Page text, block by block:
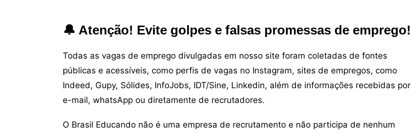
🔔 Atenção! Evite golpes e falsas promessas de emprego!
Todas as vagas de emprego divulgadas em nosso site foram coletadas de fontes
públicas e acessíveis, como perfis de vagas no Instagram, sites de empregos, como
Indeed, Gupy, Sólides, InfoJobs, IDT/Sine, Linkedin, além de informações recebidas por
e-mail, whatsApp ou diretamente de recrutadores.
O Brasil Educando não é uma empresa de recrutamento e não participa de nenhum